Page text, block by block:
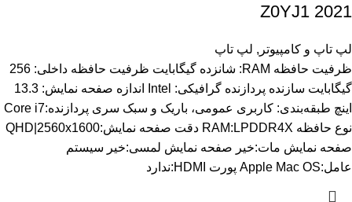
Z0YJ1 2021
لپ تاپ و کامپیوتر , لپ تاپ
ظرفیت حافظه RAM: شانزده گیگابایت ظرفیت حافظه داخلی: 256
گیگابایت سازنده پردازنده گرافیکی: Intel اندازه صفحه نمایش: 13.3
اینچ طبقه‌بندی: کاربری عمومی، باریک و سبک سری پردازنده:Core i7
نوع حافظه RAM:LPDDR4X دقت صفحه نمایش:QHD|2560x1600
صفحه نمایش مات:خیر صفحه نمایش لمسی:خیر سیستم
عامل:Apple Mac OS پورت HDMI:ندارد